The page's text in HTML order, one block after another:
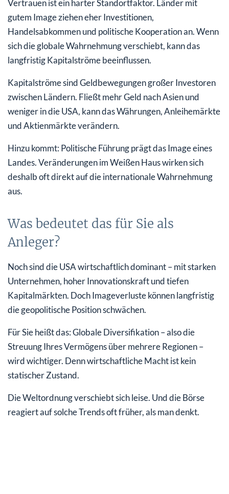
Vertrauen ist ein harter Standortfaktor. Länder mit
gutem Image ziehen eher Investitionen,
Handelsabkommen und politische Kooperation an. Wenn
sich die globale Wahrnehmung verschiebt, kann das
langfristig Kapitalströme beeinflussen.
Kapitalströme sind Geldbewegungen großer Investoren
zwischen Ländern. Fließt mehr Geld nach Asien und
weniger in die USA, kann das Währungen, Anleihemärkte
und Aktienmärkte verändern.
Hinzu kommt: Politische Führung prägt das Image eines
Landes. Veränderungen im Weißen Haus wirken sich
deshalb oft direkt auf die internationale Wahrnehmung
aus.
Was bedeutet das für Sie als
Anleger?
Noch sind die USA wirtschaftlich dominant – mit starken
Unternehmen, hoher Innovationskraft und tiefen
Kapitalmärkten. Doch Imageverluste können langfristig
die geopolitische Position schwächen.
Für Sie heißt das: Globale Diversifikation – also die
Streuung Ihres Vermögens über mehrere Regionen –
wird wichtiger. Denn wirtschaftliche Macht ist kein
statischer Zustand.
Die Weltordnung verschiebt sich leise. Und die Börse
reagiert auf solche Trends oft früher, als man denkt.